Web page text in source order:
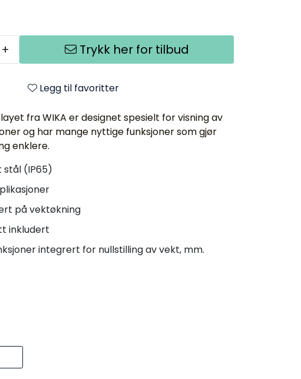
+ Trykk her for tilbud
Legg til favoritter
fra WIKA er designet spesielt for visning av
og har mange nyttige funksjoner som gjør
enklere.
stål (IP65)
på vektøkning
inkludert
integrert for nullstilling av vekt, mm.